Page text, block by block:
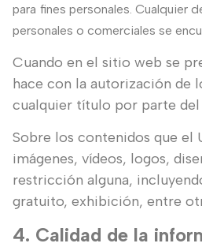
para fines personales. Cualquier
personales o comerciales se
Cuando en el sitio web se
hace con la autorización de
cualquier título por parte del
Sobre los contenidos que el
imágenes, vídeos, logos,
restricción alguna,
gratuito, exhibición, entre
4. Calidad de la